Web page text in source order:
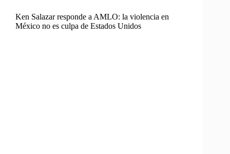
Ken Salazar responde a AMLO: la violencia en
México no es culpa de Estados Unidos